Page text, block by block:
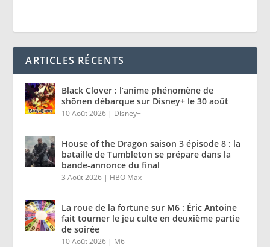
ARTICLES RÉCENTS
Black Clover : l’anime phénomène de
shōnen débarque sur Disney+ le 30 août
10 Août 2026 | Disney+
House of the Dragon saison 3 épisode 8 : la
bataille de Tumbleton se prépare dans la
bande-annonce du final
3 Août 2026 | HBO Max
La roue de la fortune sur M6 : Éric Antoine
fait tourner le jeu culte en deuxième partie
de soirée
10 Août 2026 | M6